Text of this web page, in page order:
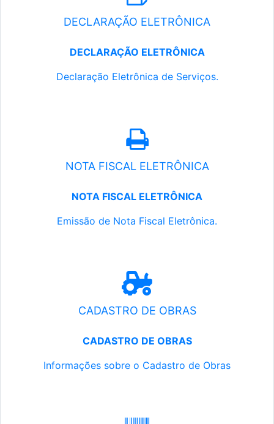
DECLARAÇÃO ELETRÔNICA
DECLARAÇÃO ELETRÔNICA
Declaração Eletrônica de Serviços.
NOTA FISCAL ELETRÔNICA
NOTA FISCAL ELETRÔNICA
Emissão de Nota Fiscal Eletrônica.
CADASTRO DE OBRAS
CADASTRO DE OBRAS
Informações sobre o Cadastro de Obras